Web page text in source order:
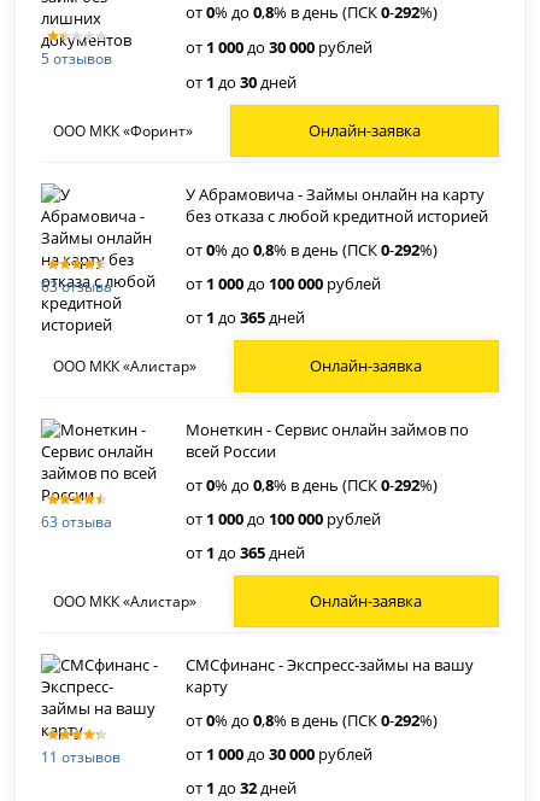
5 отзывов
от0% до0,8% в день (ПСК0-292%)
от 1 000до30 000 рублей
от 1 до30дней
ООО МКК «Форинт» Онлайн-заявка
63 отзыва
У Абрамовича - Займы онлайн на карту
без отказа с любой кредитной историей
от0% до0,8% в день (ПСК0-292%)
от 1 000до 100 000 рублей
от 1 до365дней
ООО МКК «Алистар» Онлайн-заявка
63 отзыва
Монеткин - Сервис онлайн займов по
всей России
от0% до0,8% в день (ПСК0-292%)
от 1 000до 100 000 рублей
от 1 до365дней
ООО МКК «Алистар» Онлайн-заявка
11 отзывов
СМСфинанс - Экспресс-займы на вашу
карту
от0% до0,8% в день (ПСК0-292%)
от 1 000до30 000 рублей
от 1 до32дней